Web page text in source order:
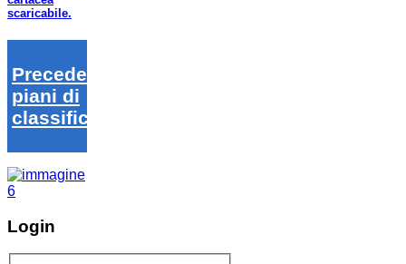
scaricabile.
Precedenti
piani di
classifica
Login